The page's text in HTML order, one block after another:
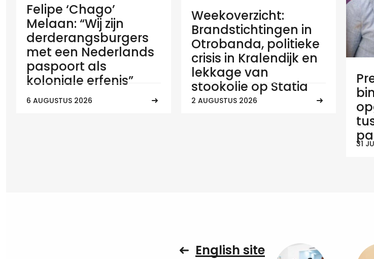
Felipe ‘Chago’
Melaan: “Wij zijn
derderangsburgers
met een Nederlands
paspoort als
koloniale erfenis”
6 AUGUSTUS 2026
Weekoverzicht:
Brandstichtingen in
Otrobanda, politieke
crisis in Kralendijk en
lekkage van
stookolie op Statia
2 AUGUSTUS 2026
31
English site